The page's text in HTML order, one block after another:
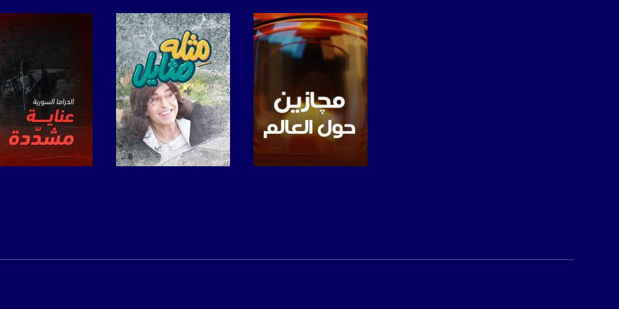
الموقع الالكتروني:
www.musawachannel.com
فيسبوك:
https://www.facebook.com/musawachannel
تويتر:
https://twitter.com/musawachannel
يوتيوب:
https://www.youtube.com/channel/UCwJbDUmIxc-JX8PX53ek2Zg/feed
غوغل+: